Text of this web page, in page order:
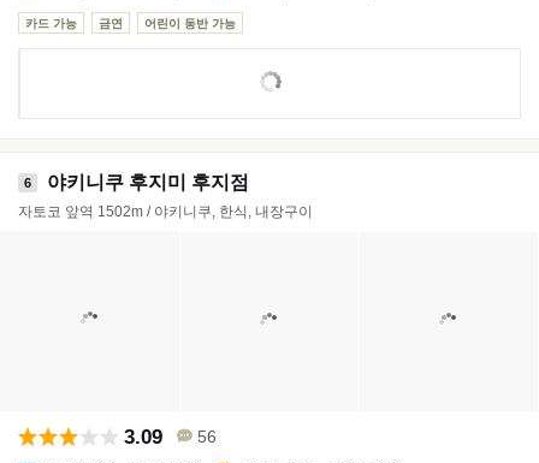
카드 가능 금연 어린이 동반 가능
6 야키니쿠 후지미 후지점
자토코 앞역 1502m / 야키니쿠, 한식, 내장구이
3.09 56